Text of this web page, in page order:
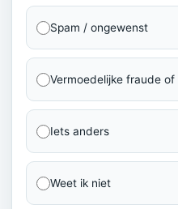
Spam / ongewenst
Vermoedelijke fraude
Iets anders
Weet ik niet